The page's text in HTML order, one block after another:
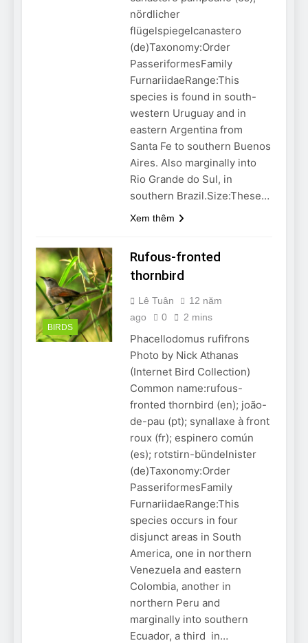
Can Bulldogs Play Fetch?
And How to Train Them!
7 Năm Ago
How Often Do I Need to
Groom My Bulldog
7 Năm Ago
nördlicher
flügelspiegelcanastero
(de)Taxonomy:Order
PasseriformesFamily
FurnariidaeRange:This
species is found in south-
western Uruguay and in
eastern Argentina from
Santa Fe to southern Buenos
Aires. Also marginally into
Rio Grande do Sul, in
southern Brazil.Size:These…
Xem thêm
BIRDS
Rufous-fronted
thornbird
Lê Tuân
12 năm
ago
0 2 mins
Phacellodomus rufifrons
Photo by Nick Athanas
(Internet Bird Collection)
Common name:rufous-
fronted thornbird (en); joão-
de-pau (pt); synallaxe à front
roux (fr); espinero común
(es); rotstirn-bündelnister
(de)Taxonomy:Order
PasseriformesFamily
FurnariidaeRange:This
species occurs in four
disjunct areas in South
America, one in northern
Venezuela and eastern
Colombia, another in
northern Peru and
marginally into southern
Ecuador, a third in…